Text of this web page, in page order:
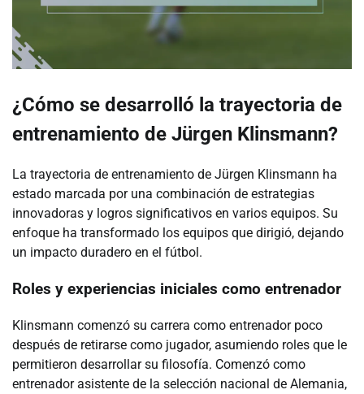
¿Cómo se desarrolló la trayectoria de
entrenamiento de Jürgen Klinsmann?
La trayectoria de entrenamiento de Jürgen Klinsmann ha
estado marcada por una combinación de estrategias
innovadoras y logros significativos en varios equipos. Su
enfoque ha transformado los equipos que dirigió, dejando
un impacto duradero en el fútbol.
Roles y experiencias iniciales como entrenador
Klinsmann comenzó su carrera como entrenador poco
después de retirarse como jugador, asumiendo roles que le
permitieron desarrollar su filosofía. Comenzó como
entrenador asistente de la selección nacional de Alemania,